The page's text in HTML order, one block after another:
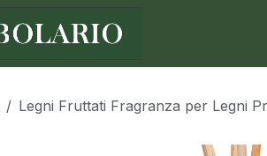
Legni Fruttati Fragranza per Legni